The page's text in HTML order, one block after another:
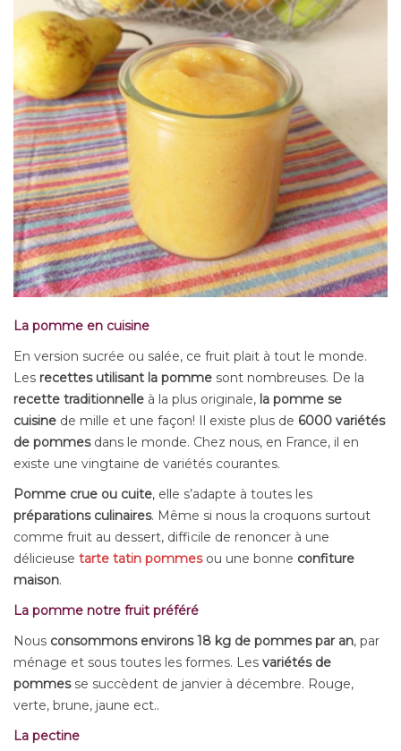
La pomme en cuisine
En version sucrée ou salée, ce fruit plait à tout le monde.
Les recettes utilisant la pomme sont nombreuses. De la
recette traditionnelle à la plus originale, la pomme se
cuisine de mille et une façon! Il existe plus de 6000 variétés
de pommesdans le monde. Chez nous, en France, il en
existe une vingtaine de variétés courantes.
Pomme crue ou cuite, elle s’adapte à toutes les
préparations culinaires. Même si nous la croquons surtout
comme fruit au dessert, difficile de renoncer à une
délicieuse tarte tatin pommesou une bonne confiture
maison.
La pomme notre fruit préféré
Nous consommons environs 18 kg de pommes par an, par
ménage et sous toutes les formes. Les variétés de
pommesse succèdent de janvier à décembre. Rouge,
verte, brune, jaune ect..
La pectine